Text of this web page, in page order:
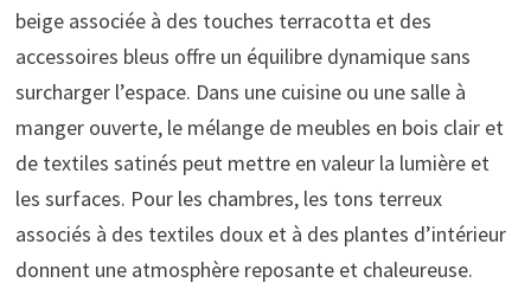
beige associée à des touches terracotta et des
accessoires bleus offre un équilibre dynamique sans
surcharger l’espace. Dans une cuisine ou une salle à
manger ouverte, le mélange de meubles en bois clair et
de textiles satinés peut mettre en valeur la lumière et
les surfaces. Pour les chambres, les tons terreux
associés à des textiles doux et à des plantes d’intérieur
donnent une atmosphère reposante et chaleureuse.